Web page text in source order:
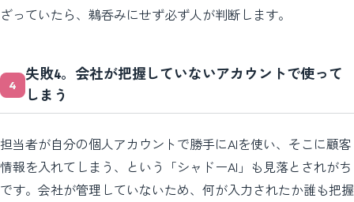
ざっていたら、鵜呑みにせず必ず人が判断します。
失敗4。会社が把握していないアカウントで使って
しまう
担当者が自分の個人アカウントで勝手にAIを使い、そこに顧客
情報を入れてしまう、という「シャドーAI」も見落とされがち
です。会社が管理していないため、何が入力されたか誰も把握